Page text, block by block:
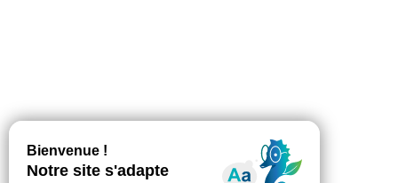
Mentions légales